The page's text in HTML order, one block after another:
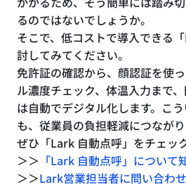
るのではないでしょうか。
そこで、低コストで導入できる
討してみてください。
免許証の確認から、顔認証を使
ル濃度チェック、体温入力まで
は自動でデジタル化します。こ
も、従業員の負担軽減につながり
ぜひ「Lark 自動点呼」をチェッ
＞＞ 「Lark 自動点呼」について
＞＞Lark営業担当者に問い合わ